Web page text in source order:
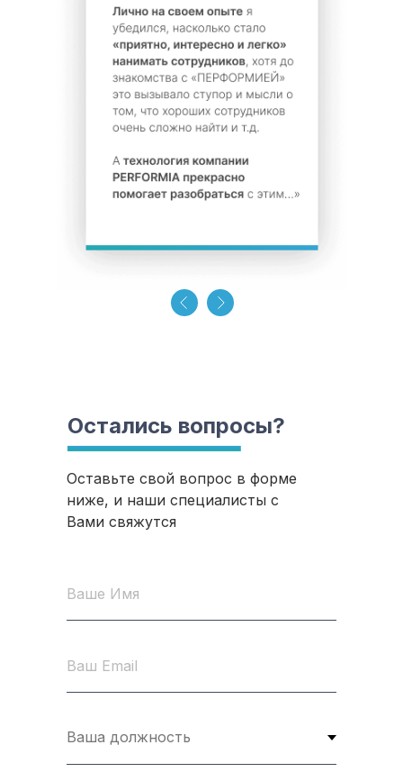
Остались вопросы?
Оставьте свой вопрос в форме
ниже, и наши специалисты с
Вами свяжутся